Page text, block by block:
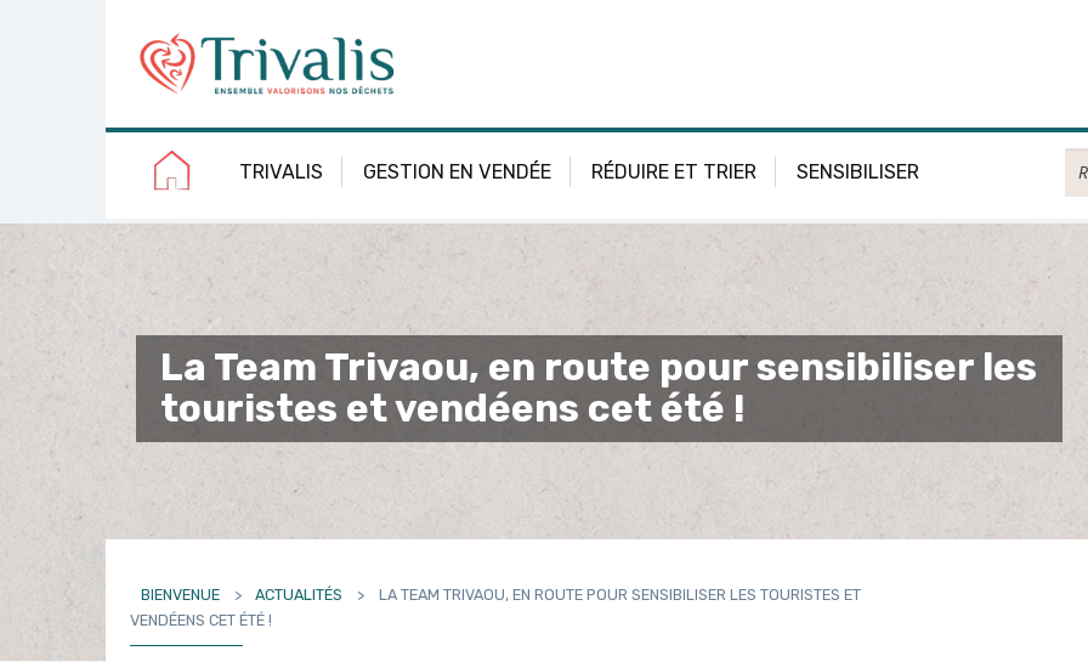
TRIVALIS GESTION EN VENDÉE RÉDUIRE ET TRIER SENSIBILISER
La Team Trivaou, en route pour sensibiliser les
touristes et vendéens cet été !
BIENVENUE > ACTUALITÉS >
LA TEAM TRIVAOU, EN ROUTE POUR SENSIBILISER LES TOURISTES ET
VENDÉENS CET ÉTÉ !